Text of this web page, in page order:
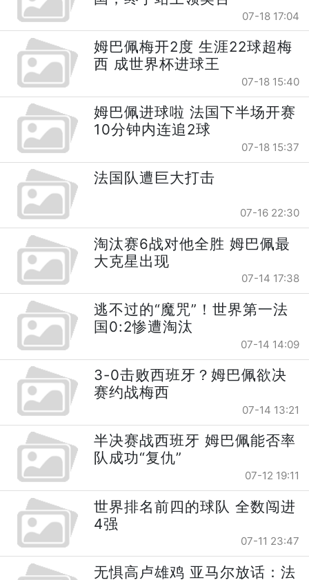
07-18 17:04
姆巴佩梅开2度 生涯22球超梅
西 成世界杯进球王
07-18 15:40
姆巴佩进球啦 法国下半场开赛
10分钟内连追2球
07-18 15:37
法国队遭巨大打击
07-16 22:30
淘汰赛6战对他全胜 姆巴佩最
大克星出现
07-14 17:38
逃不过的“魔咒”！世界第一法
国0:2惨遭淘汰
07-14 14:09
3-0击败西班牙？姆巴佩欲决
赛约战梅西
07-14 13:21
半决赛战西班牙 姆巴佩能否率
队成功“复仇”
07-12 19:11
世界排名前四的球队 全数闯进
4强
07-11 23:47
无惧高卢雄鸡 亚马尔放话：法